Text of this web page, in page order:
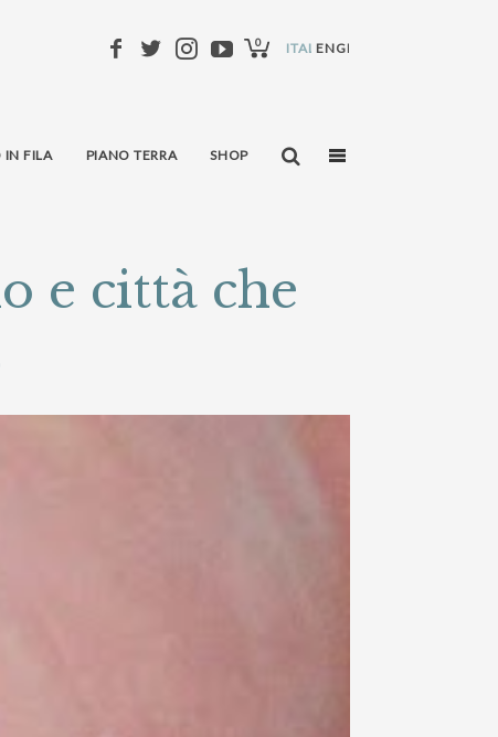
ITALIANO
ENGLISH
0
IN FILA PIANO TERRA SHOP
e città che